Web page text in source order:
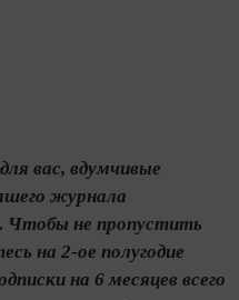
вас, вдумчивые
журнала
Чтобы не пропустить
на 2-ое полугодие
на 6 месяцев всего